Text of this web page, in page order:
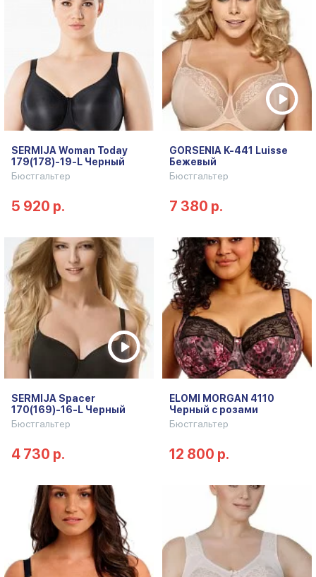
SERMIJA Woman Today
179(178)-19-L Черный
Бюстгальтер
5 920 р.
GORSENIA K-441 Luisse
Бежевый
Бюстгальтер
7 380 р.
SERMIJA Spacer
170(169)-16-L Черный
Бюстгальтер
4 730 р.
ELOMI MORGAN 4110
Черный с розами
Бюстгальтер
12 800 р.